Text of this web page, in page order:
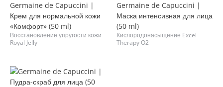
Germaine de Capuccini |
Крем для нормальной кожи
«Комфорт» (50 ml)
Восстановление упругости кожи
Royal Jelly
Germaine de Capuccini |
Маска интенсивная для лица
(50 ml)
Кислородонасыщение Excel
Therapy O2